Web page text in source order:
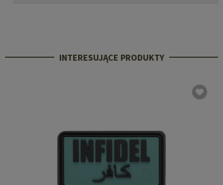
INTERESUJĄCE PRODUKTY